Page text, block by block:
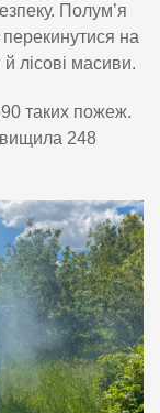
Полум’я
на
лісові масиви.
таких пожеж.
248